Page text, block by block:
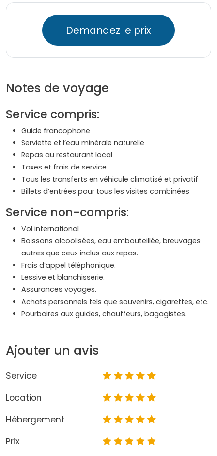
Demandez le prix
Notes de voyage
Service compris:
Guide francophone
Serviette et l’eau minérale naturelle
Repas au restaurant local
Taxes et frais de service
Tous les transferts en véhicule climatisé et privatif
Billets d’entrées pour tous les visites combinées
Service non-compris:
Vol international
Boissons alcoolisées, eau embouteillée, breuvages
autres que ceux inclus aux repas.
Frais d’appel téléphonique.
Lessive et blanchisserie.
Assurances voyages.
Achats personnels tels que souvenirs, cigarettes, etc.
Pourboires aux guides, chauffeurs, bagagistes.
Ajouter un avis
Service
Location
Hébergement
Prix